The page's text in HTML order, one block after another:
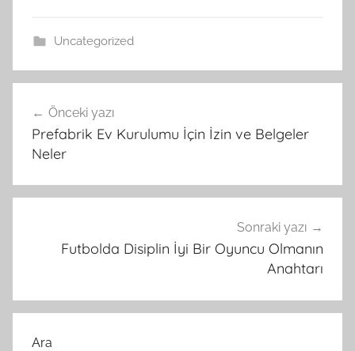
Uncategorized
gezinmesi
Önceki yazı
Prefabrik Ev Kurulumu İçin İzin ve Belgeler
Neler
Sonraki yazı
Futbolda Disiplin İyi Bir Oyuncu Olmanın
Anahtarı
Ara